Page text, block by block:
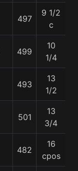
497
9 1/2
c
499
10
1/4
493
13
1/2
501
13
3/4
482
16
cpos